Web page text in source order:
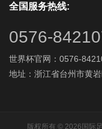
全国服务热线:
0576-
世界杯官网：0576-
地址：浙江省台州市黄
版权所有 © 2026国际